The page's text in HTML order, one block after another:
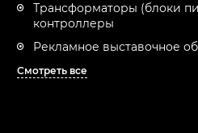
Трансформаторы (блоки
контроллеры
Рекламное выставочное
Смотреть все